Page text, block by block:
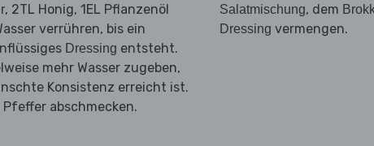
, 2TL Honig, 1EL Pflanzenöl
verrühren, bis ein
Dressing entsteht.
mehr Wasser zugeben,
Konsistenz erreicht ist.
Pfeffer abschmecken.
Salatmischung, dem
Dressing vermengen.